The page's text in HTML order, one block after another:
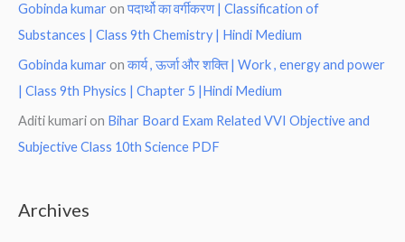
Gobinda kumar onपदार्थो का वर्गीकरण | Classification of
Substances | Class 9th Chemistry | Hindi Medium
Gobinda kumar onकार्य , ऊर्जा और शक्ति | Work , energy and power
| Class 9th Physics | Chapter 5 |Hindi Medium
Aditi kumari on Bihar Board Exam Related VVI Objective and
Subjective Class 10th Science PDF
Archives